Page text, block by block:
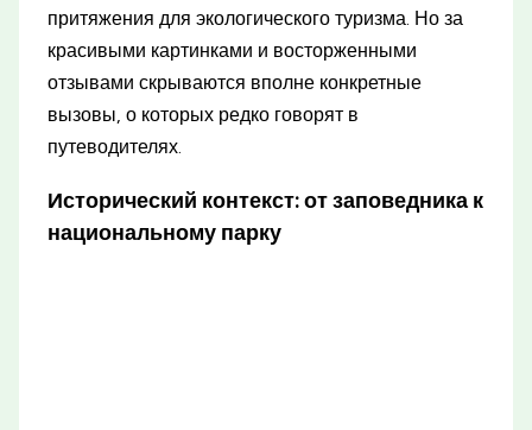
притяжения для экологического туризма. Но за
красивыми картинками и восторженными
отзывами скрываются вполне конкретные
вызовы, о которых редко говорят в
путеводителях.
Исторический контекст: от заповедника к
национальному парку